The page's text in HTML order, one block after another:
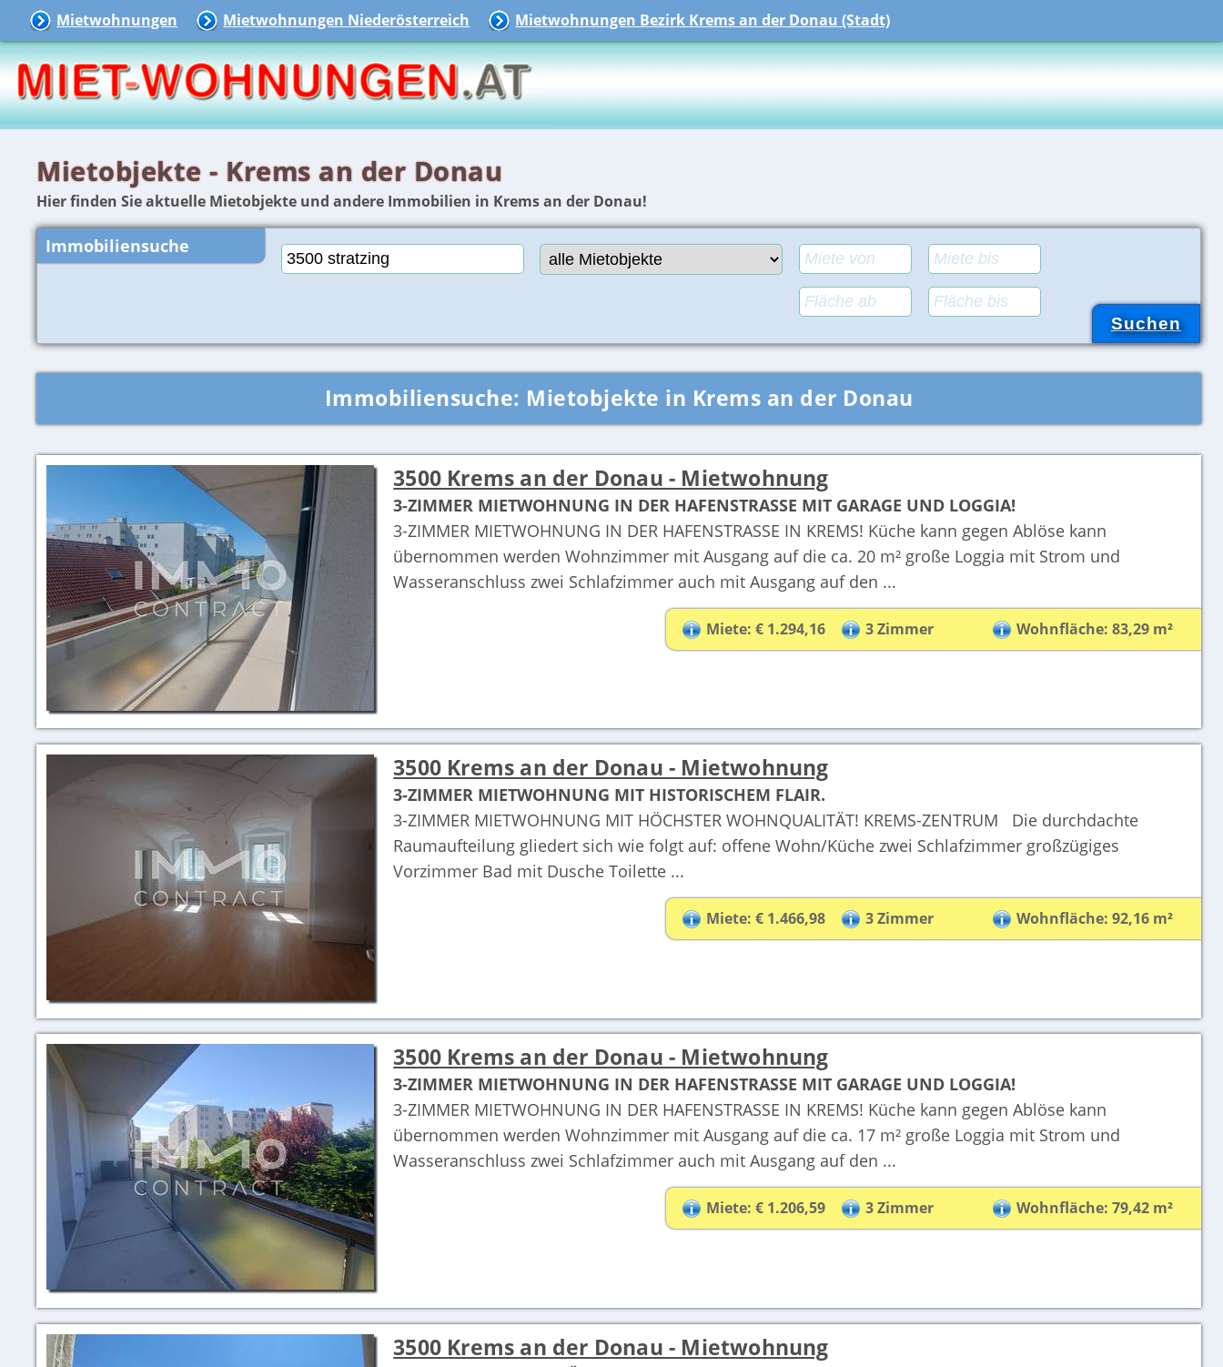
Mietwohnungen Mietwohnungen Niederösterreich Mietwohnungen Bezirk Krems an der Donau (Stadt)
Mietobjekte - Krems an der Donau
Hier finden Sie aktuelle Mietobjekte und andere Immobilien in Krems an der Donau!
Immobiliensuche
Immobiliensuche: Mietobjekte in Krems an der Donau
3500 Krems an der Donau - Mietwohnung
3-ZIMMER MIETWOHNUNG IN DER HAFENSTRASSE MIT GARAGE UND LOGGIA!
3-ZIMMER MIETWOHNUNG IN DER HAFENSTRASSE IN KREMS! Küche kann gegen Ablöse kann
übernommen werden Wohnzimmer mit Ausgang auf die ca. 20 m² große Loggia mit Strom und
Wasseranschluss zwei Schlafzimmer auch mit Ausgang auf den ...
Miete: € 1.294,16 3 Zimmer Wohnfläche: 83,29 m²
3500 Krems an der Donau - Mietwohnung
3-ZIMMER MIETWOHNUNG MIT HISTORISCHEM FLAIR.
3-ZIMMER MIETWOHNUNG MIT HÖCHSTER WOHNQUALITÄT! KREMS-ZENTRUM Die durchdachte
Raumaufteilung gliedert sich wie folgt auf: offene Wohn/Küche zwei Schlafzimmer großzügiges
Vorzimmer Bad mit Dusche Toilette ...
Miete: € 1.466,98 3 Zimmer Wohnfläche: 92,16 m²
3500 Krems an der Donau - Mietwohnung
3-ZIMMER MIETWOHNUNG IN DER HAFENSTRASSE MIT GARAGE UND LOGGIA!
3-ZIMMER MIETWOHNUNG IN DER HAFENSTRASSE IN KREMS! Küche kann gegen Ablöse kann
übernommen werden Wohnzimmer mit Ausgang auf die ca. 17 m² große Loggia mit Strom und
Wasseranschluss zwei Schlafzimmer auch mit Ausgang auf den ...
Miete: € 1.206,59 3 Zimmer Wohnfläche: 79,42 m²
3500 Krems an der Donau - Mietwohnung